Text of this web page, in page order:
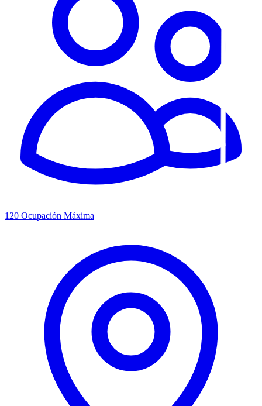
120 Ocupación Máxima